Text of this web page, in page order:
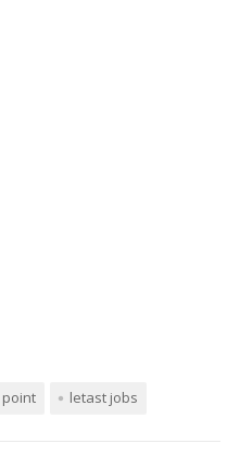
letast jobs